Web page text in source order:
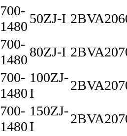
700-
1480
50ZJ-I
700-
1480
80ZJ-I
700-
1480
100ZJ-
I
700-
1480
150ZJ-
I